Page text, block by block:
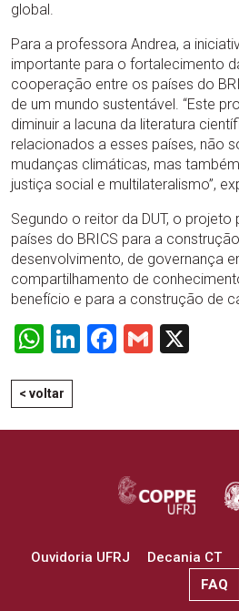
global.
Para a professora Andrea, a
importante para o fortalecimento
cooperação entre os países do
de um mundo sustentável. “Este
diminuir a lacuna da literatura
relacionados a esses países, não
mudanças climáticas, mas
justiça social e multilateralismo”,
Segundo o reitor da DUT, o
países do BRICS para a
desenvolvimento, de governança
compartilhamento de
benefício e para a construção de
WhatsApp
LinkedIn
Facebook
Gmail
< voltar
Ouvidoria UFRJ Decania CT
FAQ